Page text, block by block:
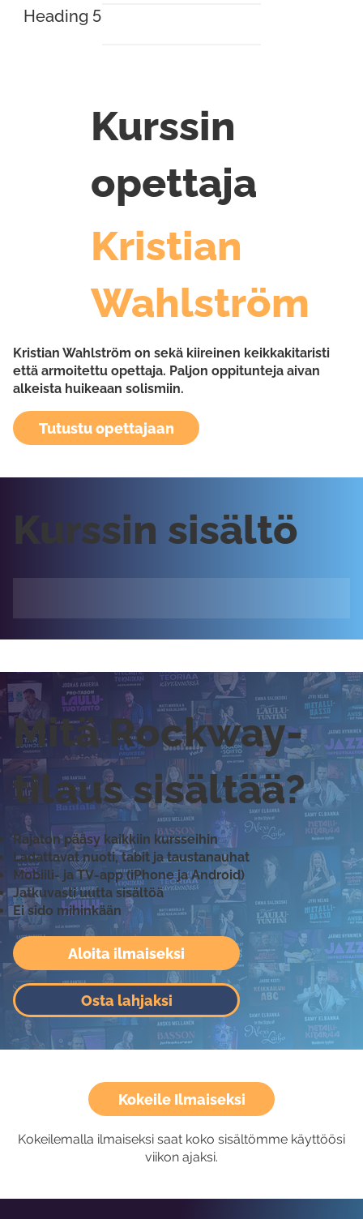
Heading 5
Kurssin
opettaja
Kristian
Wahlström
Kristian Wahlström on sekä kiireinen keikkakitaristi
että armoitettu opettaja. Paljon oppitunteja aivan
alkeista huikeaan solismiin.
Tutustu opettajaan
Kurssin sisältö
Aloita ilmaiseksi
Osta lahjaksi
Mitä Rockway-
tilaus sisältää?
Rajaton pääsy kaikkiin kursseihin
Ladattavat nuoti, tabit ja taustanauhat
Mobiili- ja TV-app (iPhone ja Android)
Jatkuvasti uutta sisältöä
Ei sido mihinkään
Kokeile Ilmaiseksi
Kokeilemalla ilmaiseksi saat koko sisältömme käyttöösi
viikon ajaksi.